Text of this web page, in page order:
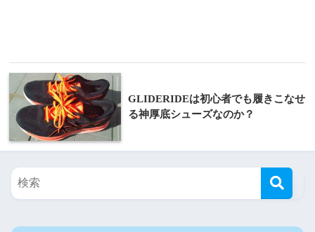
GLIDERIDEは初心者でも履きこなせ
る神厚底シューズなのか？